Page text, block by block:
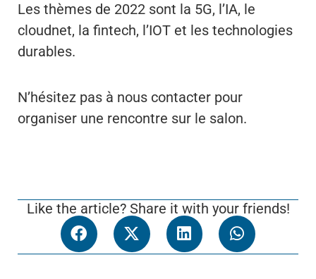
Les thèmes de 2022 sont la 5G, l’IA, le
cloudnet, la fintech, l’IOT et les technologies
durables.
N’hésitez pas à nous contacter pour
organiser une rencontre sur le salon.
Like the article? Share it with your friends!